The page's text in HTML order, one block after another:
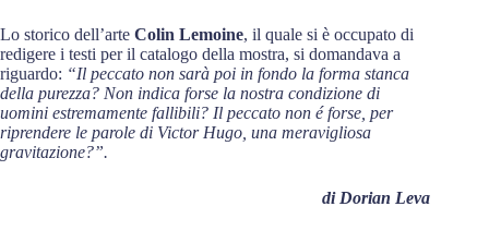
Lo storico dell’arte Colin Lemoine, il quale si è occupato di
redigere i testi per il catalogo della mostra, si domandava a
riguardo: “Il peccato non sarà poi in fondo la forma stanca
della purezza? Non indica forse la nostra condizione di
uomini estremamente fallibili? Il peccato non é forse, per
riprendere le parole di Victor Hugo, una meravigliosa
gravitazione?”.
di Dorian Leva